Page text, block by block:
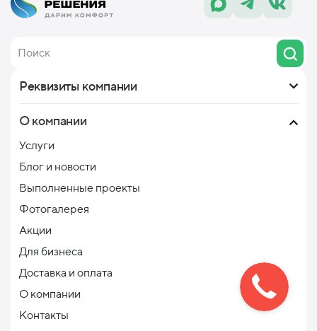
Реквизиты компании
О компании
Услуги
Блог и новости
Выполненные проекты
Фотогалерея
Акции
Для бизнеса
Доставка и оплата
О компании
Контакты